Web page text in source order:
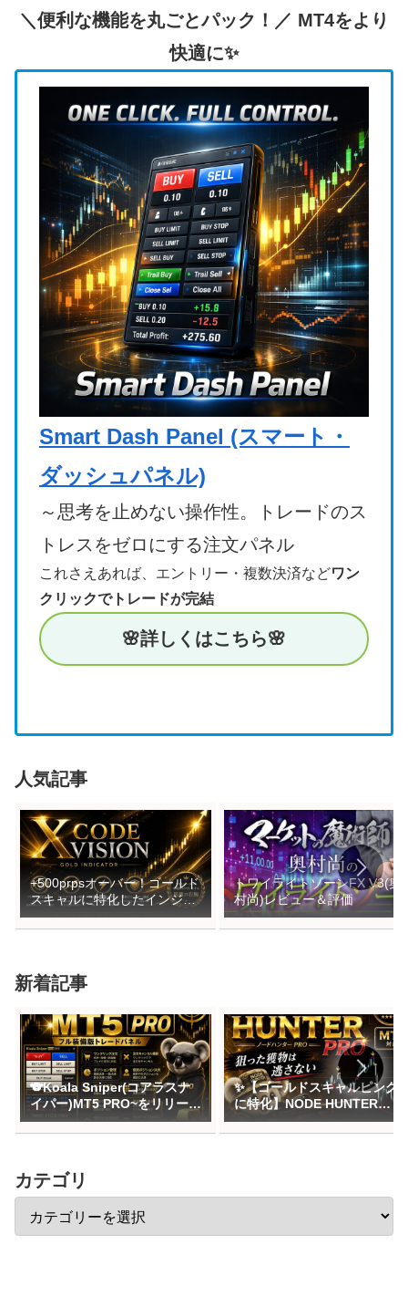
＼便利な機能を丸ごとパック！／ MT4をより
快適に✨
Smart Dash Panel (スマート・
ダッシュパネル)
～思考を止めない操作性。トレードのス
トレスをゼロにする注文パネル
これさえあれば、エントリー・複数決済などワン
クリックでトレードが完結
🌸詳しく はこちら🌸
人気記事
+500prpsオーバー！ゴールド
スキャルに特化したインジケ
ーター「X CODE VISION」リ
アrトレード日記
トワイライトゾーンFX V3(奥
村尚)レビュー＆評価
新着記事
🐨Koala Sniper(コアラスナ
イパー)MT5 PRO~をリリース
しｋました
✨【ゴールドスキャルピング
に特化】NODE HUNTER
MT5 PRO～迷わない。ブレ
ない。勝ちを狙う。をリリー
カテゴリ